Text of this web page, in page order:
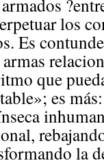
los
Es
que
es
la